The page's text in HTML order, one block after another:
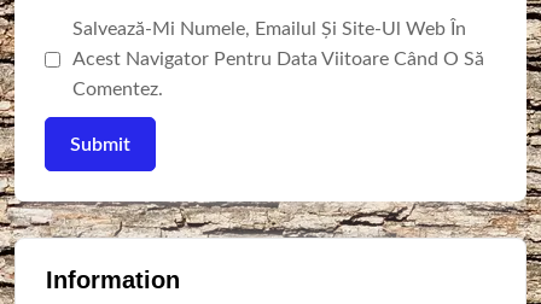
Salvează-Mi Numele, Emailul Și Site-Ul Web În
Acest Navigator Pentru Data Viitoare Când O Să
Comentez.
Information